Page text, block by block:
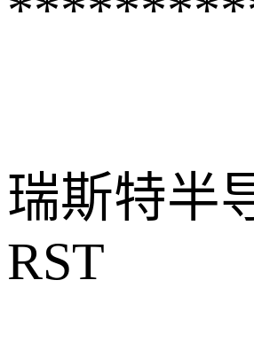
瑞斯特半
RST